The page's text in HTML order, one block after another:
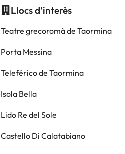
Llocs d'interès
Teatre grecoromà de Taormina
Porta Messina
Teleférico de Taormina
Isola Bella
Lido Re del Sole
Castello Di Calatabiano